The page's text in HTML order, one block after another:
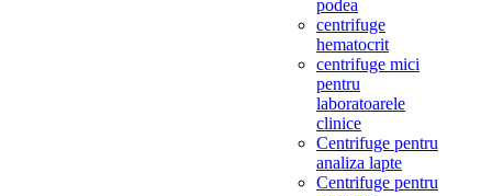
podea
centrifuge
hematocrit
centrifuge mici
pentru
laboratoarele
clinice
Centrifuge pentru
analiza lapte
Centrifuge pentru